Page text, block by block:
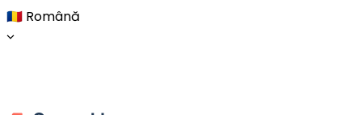
🇷🇴 Română